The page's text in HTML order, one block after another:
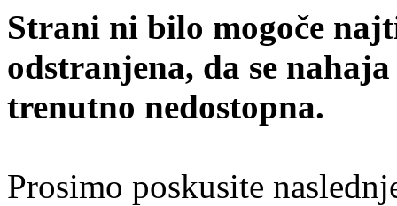
Strani ni bilo mogoče
odstranjena, da se
trenutno nedostopna.
Prosimo poskusite